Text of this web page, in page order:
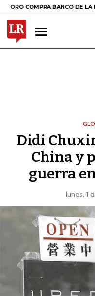
COMPRA BANCO DE LA
Didi
China y
guerra
lunes, 1